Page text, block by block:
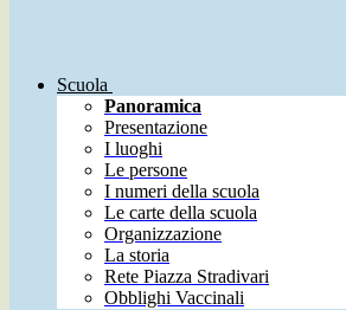
Scuola
Panoramica
Presentazione
I luoghi
Le persone
I numeri della scuola
Le carte della scuola
Organizzazione
La storia
Rete Piazza Stradivari
Obblighi Vaccinali